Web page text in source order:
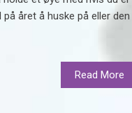
året å huske på eller den
Read More